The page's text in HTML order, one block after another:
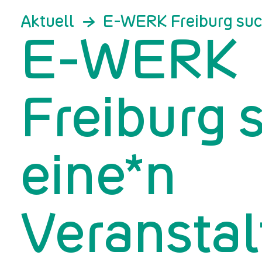
Aktuell E-WERK Freiburg
E-WERK
Freiburg
eine*n